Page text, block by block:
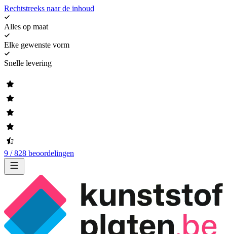
Rechtstreeks naar de inhoud
Alles op maat
Elke gewenste vorm
Snelle levering
9 / 828 beoordelingen